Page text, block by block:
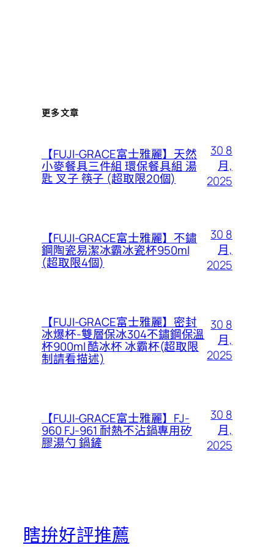
更多文章
【FUJI-GRACE富士雅麗】天然
小麥餐具三件組 環保餐具組 湯
匙 叉子 筷子 (超取限20個)
30 8
月,
2025
【FUJI-GRACE富士雅麗】不鏽
鋼陶瓷易潔冰霸冰瓷杯950ml
(超取限4個)
30 8
月,
2025
【FUJI-GRACE富士雅麗】密封
冰爆杯-雙層保冰304不鏽鋼保溫
杯900ml 酷冰杯 冰霸杯(超取限
制請看描述)
30 8
月,
2025
【FUJI-GRACE富士雅麗】FJ-
960 FJ-961 耐熱不沾鍋專用矽
膠湯勺 鍋鏟
30 8
月,
2025
瞎拚好評推薦